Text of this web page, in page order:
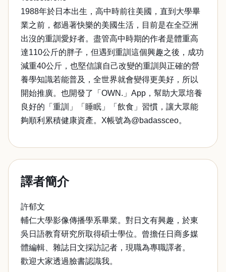
1988年於日本出生，高中時前往美國，直到大學畢
業之前，都過著快樂的美國生活，目前是在全亞洲
出沒的重訓愛好者。盡管高中時期的作者是體重高
達110公斤的胖子，但遇到重訓這個興趣之後，成功
減重40公斤，也堅信讓自己改變的重訓與正確的營
養學知識若能普及，全世界就會變得更美好，所以
開始推廣。也開發了「OWN.」App，幫助大眾培養
良好的「重訓」「睡眠」「飲食」習慣，讓大眾能
夠順利累積健康資產。X帳號為@badassceo。
譯者簡介
許郁文
輔仁大學影像傳播學系畢業。對日文有興趣，於東
吳日語教育研究所取得碩士學位。曾擔任日商多媒
體編輯、雜誌日文採訪記者，現職為專職譯者。
歡迎大家透過臉書認識我。